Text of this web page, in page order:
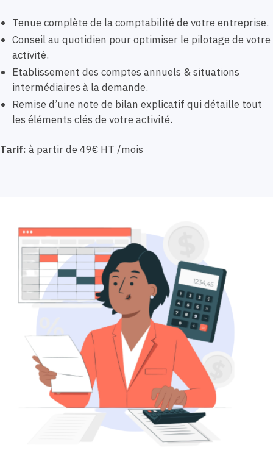
Tenue complète de la comptabilité de votre entreprise.
Conseil au quotidien pour optimiser le pilotage de votre
activité.
Etablissement des comptes annuels & situations
intermédiaires à la demande.
Remise d’une note de bilan explicatif qui détaille tout
les éléments clés de votre activité.
Tarif: à partir de 49€ HT /mois